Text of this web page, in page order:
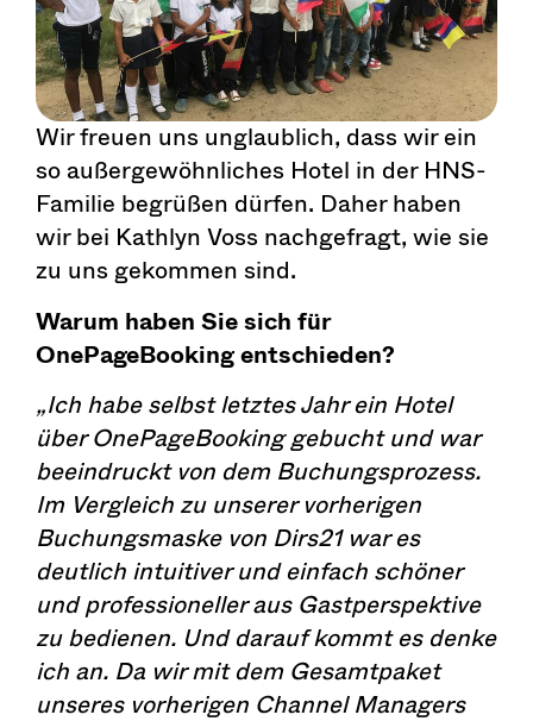
Wir freuen uns unglaublich, dass wir ein
so außergewöhnliches Hotel in der HNS-
Familie begrüßen dürfen. Daher haben
wir bei Kathlyn Voss nachgefragt, wie sie
zu uns gekommen sind.
Warum haben Sie sich für
OnePageBooking entschieden?
„Ich habe selbst letztes Jahr ein Hotel
über OnePageBooking gebucht und war
beeindruckt von dem Buchungsprozess.
Im Vergleich zu unserer vorherigen
Buchungsmaske von Dirs21 war es
deutlich intuitiver und einfach schöner
und professioneller aus Gastperspektive
zu bedienen. Und darauf kommt es denke
ich an. Da wir mit dem Gesamtpaket
unseres vorherigen Channel Managers